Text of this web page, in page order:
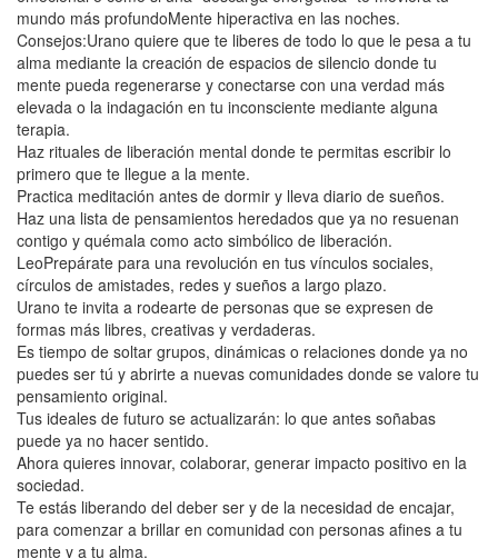
mundo más profundoMente hiperactiva en las noches.
Consejos:Urano quiere que te liberes de todo lo que le pesa a tu
alma mediante la creación de espacios de silencio donde tu
mente pueda regenerarse y conectarse con una verdad más
elevada o la indagación en tu inconsciente mediante alguna
terapia.
Haz rituales de liberación mental donde te permitas escribir lo
primero que te llegue a la mente.
Practica meditación antes de dormir y lleva diario de sueños.
Haz una lista de pensamientos heredados que ya no resuenan
contigo y quémala como acto simbólico de liberación.
LeoPrepárate para una revolución en tus vínculos sociales,
círculos de amistades, redes y sueños a largo plazo.
Urano te invita a rodearte de personas que se expresen de
formas más libres, creativas y verdaderas.
Es tiempo de soltar grupos, dinámicas o relaciones donde ya no
puedes ser tú y abrirte a nuevas comunidades donde se valore tu
pensamiento original.
Tus ideales de futuro se actualizarán: lo que antes soñabas
puede ya no hacer sentido.
Ahora quieres innovar, colaborar, generar impacto positivo en la
sociedad.
Te estás liberando del deber ser y de la necesidad de encajar,
para comenzar a brillar en comunidad con personas afines a tu
mente y a tu alma.